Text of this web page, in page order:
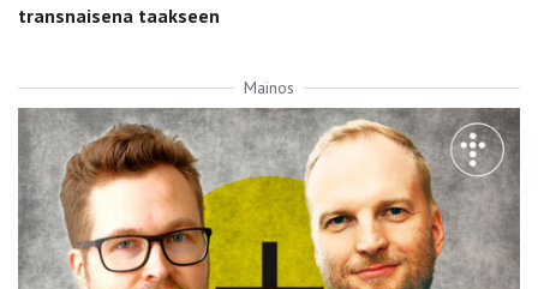
transnaisena taakseen
Mainos